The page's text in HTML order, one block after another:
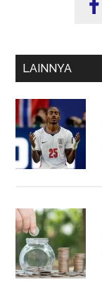
LAINNYA